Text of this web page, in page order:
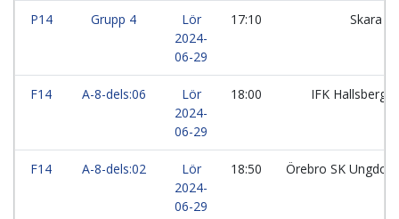
P14 Grupp 4
Lör
2024-
06-29
17:10 Skara
F14 A-8-dels:06
Lör
2024-
06-29
18:00 IFK Hallsberg
F14 A-8-dels:02
Lör
2024-
06-29
18:50 Örebro SK